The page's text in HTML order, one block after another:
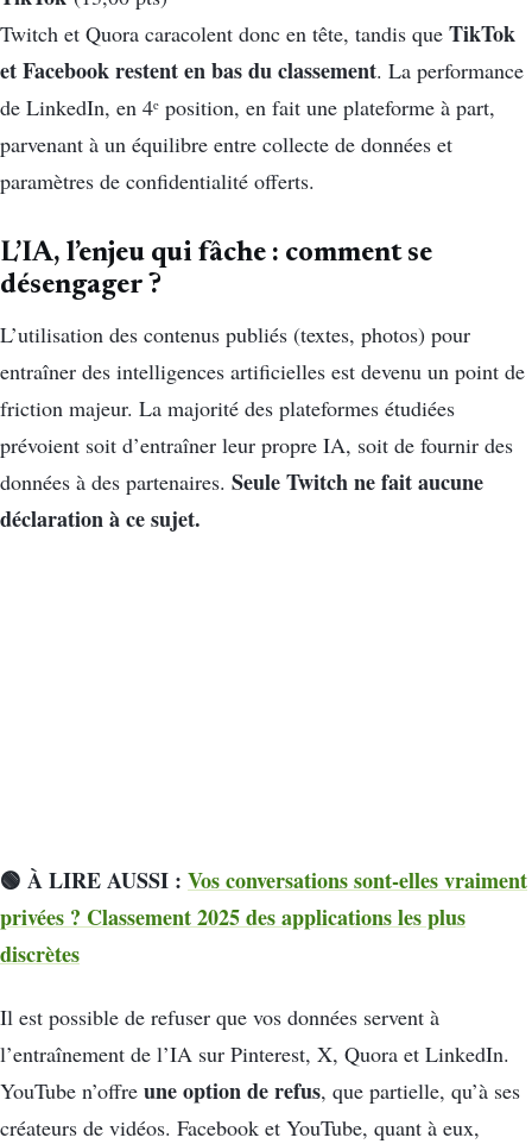
Twitch et Quora caracolent donc en tête, tandis que TikTok
et Facebook restent en bas du classement. La performance
de LinkedIn, en 4ᵉ position, en fait une plateforme à part,
parvenant à un équilibre entre collecte de données et
paramètres de confidentialité offerts.
L’IA, l’enjeu qui fâche : comment se
désengager ?
L’utilisation des contenus publiés (textes, photos) pour
entraîner des intelligences artificielles est devenu un point de
friction majeur. La majorité des plateformes étudiées
prévoient soit d’entraîner leur propre IA, soit de fournir des
données à des partenaires. Seule Twitch ne fait aucune
déclaration à ce sujet.
🟢 À LIRE AUSSI : Vos conversations sont-elles vraiment
privées ? Classement 2025 des applications les plus
discrètes
Il est possible de refuser que vos données servent à
l’entraînement de l’IA sur Pinterest, X, Quora et LinkedIn.
YouTube n’offre une option de refus, que partielle, qu’à ses
créateurs de vidéos. Facebook et YouTube, quant à eux,